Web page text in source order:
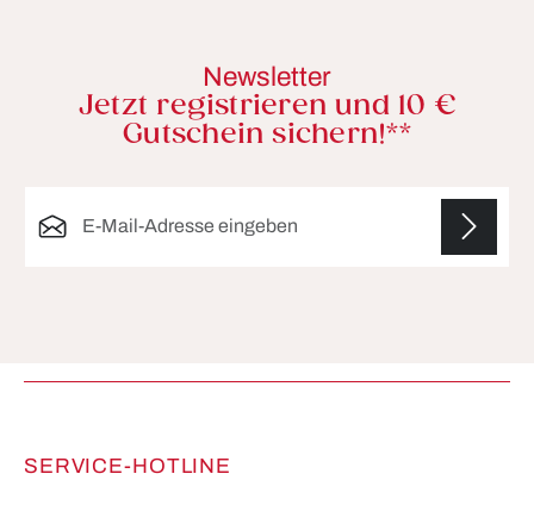
Newsletter
Jetzt registrieren und 10 €
Gutschein sichern!**
SERVICE-HOTLINE